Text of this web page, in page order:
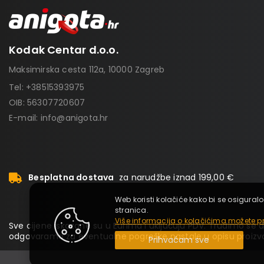
Kodak Centar d.o.o.
Maksimirska cesta 112a, 10000 Zagreb
Tel: +38515393975
OIB: 56307720607
E-mail: info@anigota.hr
Besplatna dostava za narudžbe iznad 199,00 €
Sve cijene iskazane su u Eurima i uključuju PDV. Trudimo
odgovaramo za eventualne pogreške nastale u opisu
Web koristi kolačiće kako bi se
stranica.
Više informacija o kolačićima možete
Prihvaćam sve